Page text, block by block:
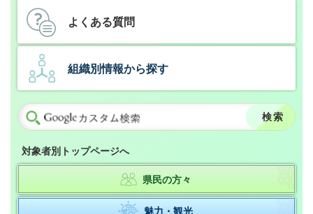
よくある質問
組織別情報から探す
対象者別トップページへ
県民の方々
魅力・観光